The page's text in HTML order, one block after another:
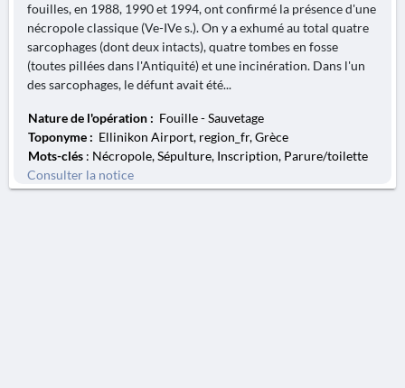
fouilles, en 1988, 1990 et 1994, ont confirmé la présence d'une
nécropole classique (Ve-IVe s.). On y a exhumé au total quatre
sarcophages (dont deux intacts), quatre tombes en fosse
(toutes pillées dans l'Antiquité) et une incinération. Dans l'un
des sarcophages, le défunt avait été...
Nature de l'opération : Fouille - Sauvetage
Toponyme : Ellinikon Airport, region_fr, Grèce
Mots-clés : Nécropole, Sépulture, Inscription, Parure/toilette
Consulter la notice